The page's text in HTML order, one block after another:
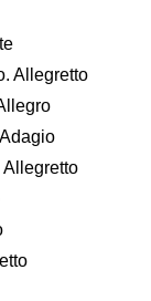
Allegretto
Allegretto